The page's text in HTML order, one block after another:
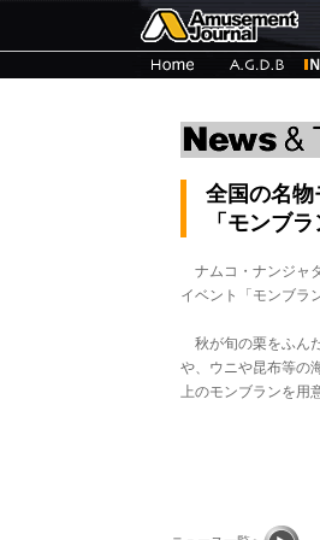
全国の名
「モンブ
ナムコ・ナンジャ
イベント「モンブラ
秋が旬の栗をふん
や、ウニや昆布等の
上のモンブランを用